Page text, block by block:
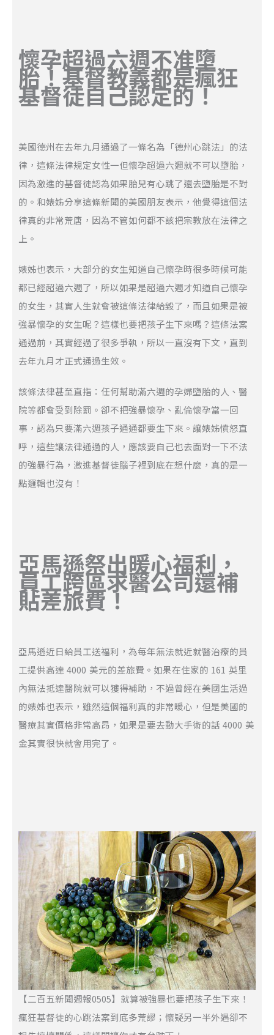
懷孕超過六週不准墮
胎！基督教義都是瘋狂
基督徒自己認定的！
美國德州在去年九月通過了一條名為「德州心跳法」的法
律，這條法律規定女性一但懷孕超過六週就不可以墮胎，
因為激進的基督徒認為如果胎兒有心跳了還去墮胎是不對
的。和婊姊分享這條新聞的美國朋友表示，他覺得這個法
律真的非常荒唐，因為不管如何都不該把宗教放在法律之
上。
婊姊也表示，大部分的女生知道自己懷孕時很多時候可能
都已經超過六週了，所以如果是超過六週才知道自己懷孕
的女生，其實人生就會被這條法律給毀了，而且如果是被
強暴懷孕的女生呢？這樣也要把孩子生下來嗎？這條法案
通過前，其實經過了很多爭執，所以一直沒有下文，直到
去年九月才正式通過生效。
該條法律甚至直指：任何幫助滿六週的孕婦墮胎的人、醫
院等都會受到除罰。卻不把強暴懷孕、亂倫懷孕當一回
事，認為只要滿六週孩子通通都要生下來。讓婊姊憤怒直
呼，這些讓法律通過的人，應該要自己也去面對一下不法
的強暴行為，激進基督徒腦子裡到底在想什麼，真的是一
點邏輯也沒有！
亞馬遜祭出暖心福利，
員工跨區求醫公司還補
貼差旅費！
亞馬遜近日給員工送福利，為每年無法就近就醫治療的員
工提供高達 4000 美元的差旅費。如果在住家的 161 英里
內無法抵達醫院就可以獲得補助，不過曾經在美國生活過
的婊姊也表示，雖然這個福利真的非常暖心，但是美國的
醫療其實價格非常高昂，如果是要去動大手術的話 4000 美
金其實很快就會用完了。
【二百五新聞週報0505】就算被強暴也要把孩子生下來！
瘋狂基督徒的心跳法案到底多荒謬；懷疑另一半外遇卻不